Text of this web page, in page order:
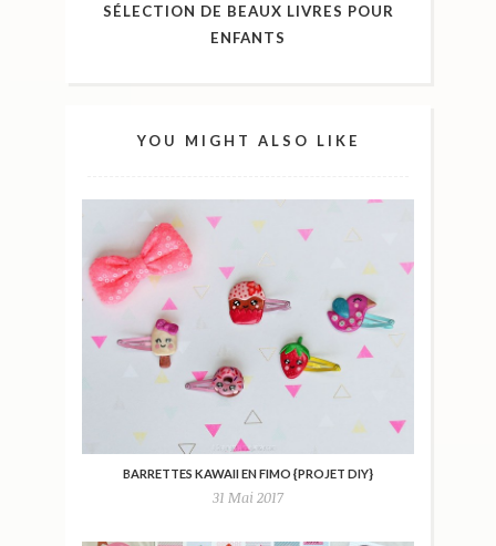
SÉLECTION DE BEAUX LIVRES POUR
ENFANTS
YOU MIGHT ALSO LIKE
BARRETTES KAWAII EN FIMO {PROJET DIY}
31 Mai 2017